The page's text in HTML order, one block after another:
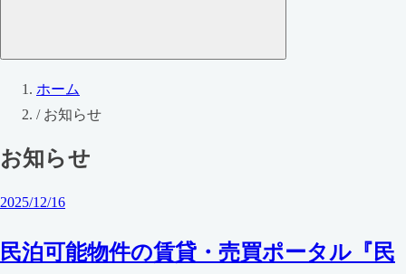
ホーム
/ お知らせ
お知らせ
2025/12/16
民泊可能物件の賃貸・売買ポータル『民